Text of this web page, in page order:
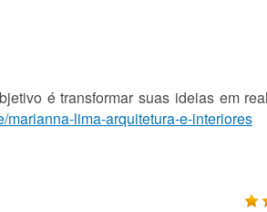
é transformar suas ideias em
marianna-lima-arquitetura-e-interiores